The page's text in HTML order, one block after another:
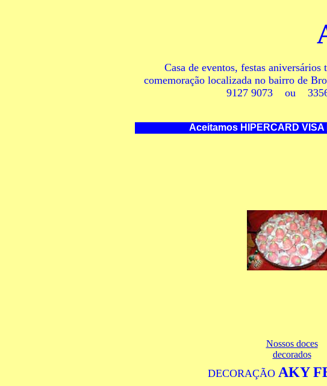
Casa de eventos, festas
comemoração localizada no bairro de
9127 9073 ou 3356
Aceitamos HIPERCARD VISA
Nossos doces
decorados
DECORAÇÃO AKY